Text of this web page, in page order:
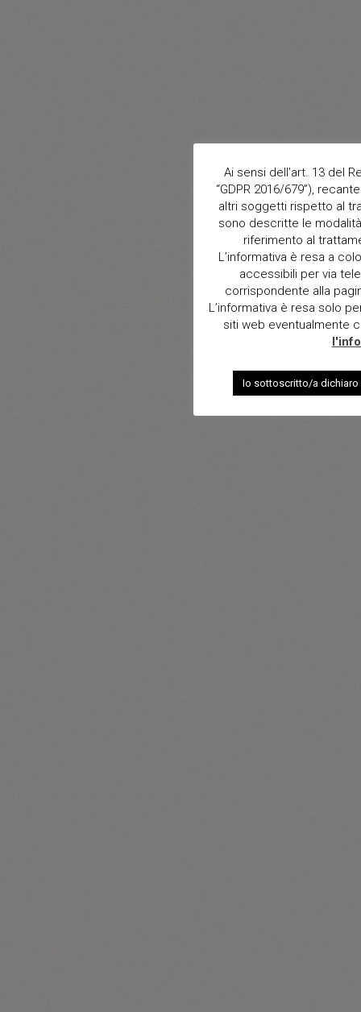
Ai sensi dell’art. 13 del
“GDPR 2016/679”),
altri soggetti rispetto al
sono descritte le
riferimento al
L’informativa è resa a
accessibili per via
corrispondente alla
L’informativa è resa solo
siti web eventualmente
Io sottoscritto/a dichiaro